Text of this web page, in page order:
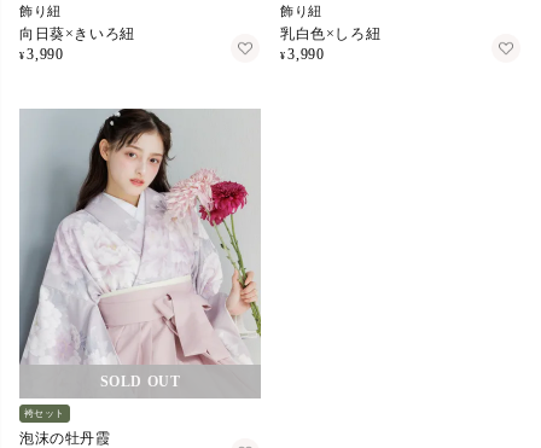
飾り紐
向日葵×きいろ紐
¥ 3,990
飾り紐
乳白色×しろ紐
¥ 3,990
在庫切れ
袴セット
泡沫の牡丹霞